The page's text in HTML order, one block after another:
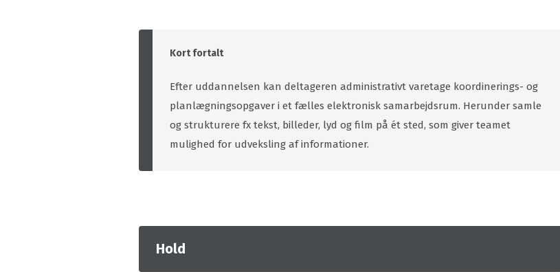
Kort fortalt
Efter uddannelsen kan deltageren administrativt varetage koordinerings- og
planlægningsopgaver i et fælles elektronisk samarbejdsrum. Herunder samle
og strukturere fx tekst, billeder, lyd og film på ét sted, som giver teamet
mulighed for udveksling af informationer.
Hold